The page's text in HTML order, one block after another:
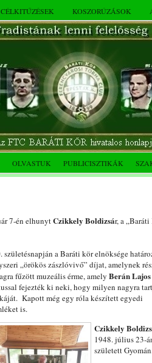
CÉLKITŰZÉSEK KOSZORÚZÁSOK
OLVASTUK PUBLICISZTIKÁK
7-én elhunytCzikkely Boldizsár, a
a Baráti kör elnöksége
„örökös zászlóvivő” díjat, amelynek
fűzött muzeális érme, amely Berán Lajos
fejezték ki neki, hogy milyen nagyra
Kapott még egy róla készített egyedi
is.
Czikkely
1948. július 23-
született